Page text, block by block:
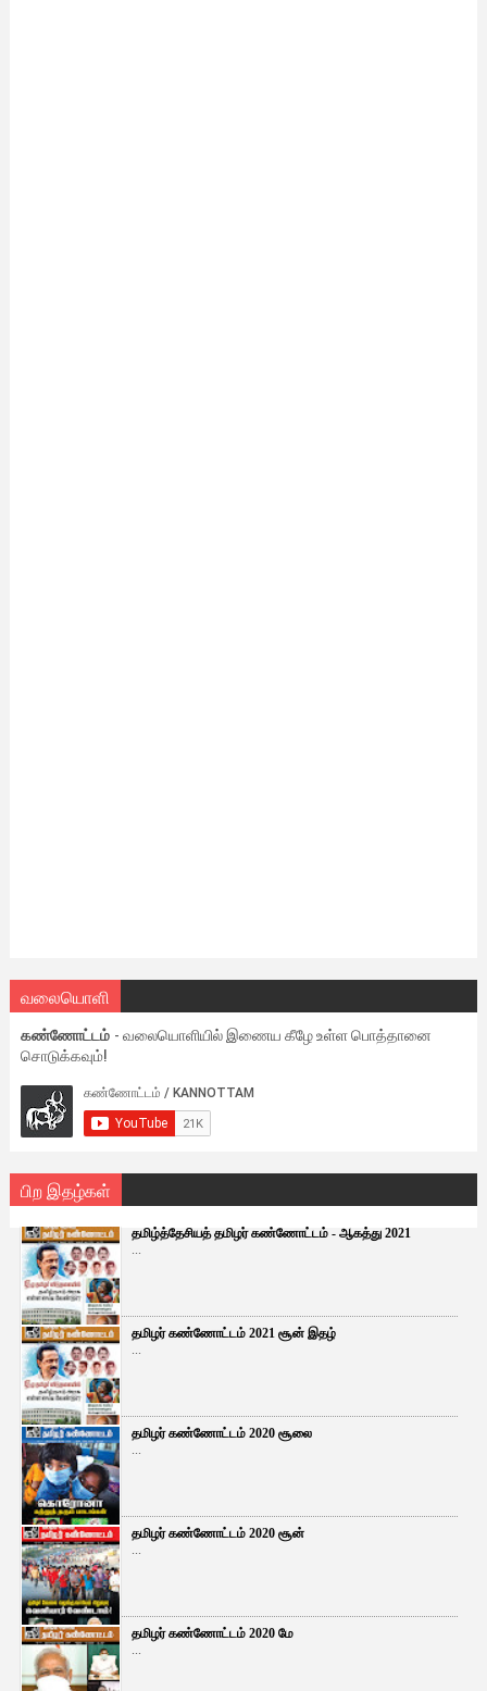
வலையொளி
கண்ணோட்டம் - வலையொளியில் இணைய கீழே உள்ள பொத்தானை
சொடுக்கவும்!
பிற இதழ்கள்
தமிழ்த்தேசியத் தமிழர் கண்ணோட்டம் - ஆகத்து 2021
...
தமிழர் கண்ணோட்டம் 2021 சூன் இதழ்
...
தமிழர் கண்ணோட்டம் 2020 சூலை
...
தமிழர் கண்ணோட்டம் 2020 சூன்
...
தமிழர் கண்ணோட்டம் 2020 மே
...